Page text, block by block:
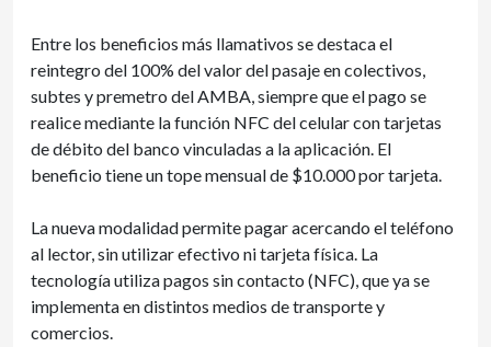
Entre los beneficios más llamativos se destaca el
reintegro del 100% del valor del pasaje en colectivos,
subtes y premetro del AMBA, siempre que el pago se
realice mediante la función NFC del celular con tarjetas
de débito del banco vinculadas a la aplicación. El
beneficio tiene un tope mensual de $10.000 por tarjeta.
La nueva modalidad permite pagar acercando el teléfono
al lector, sin utilizar efectivo ni tarjeta física. La
tecnología utiliza pagos sin contacto (NFC), que ya se
implementa en distintos medios de transporte y
comercios.